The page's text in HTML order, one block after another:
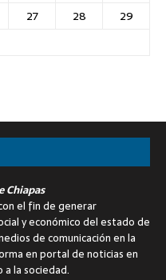
27 28
29
Chiapas
el fin de generar
y económico del estado de
de comunicación en la
en portal de noticias en
la sociedad.